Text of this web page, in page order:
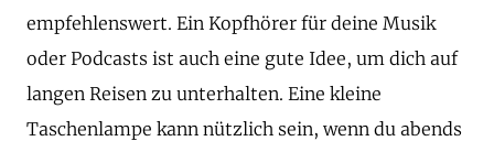
empfehlenswert. Ein Kopfhörer für deine Musik
oder Podcasts ist auch eine gute Idee, um dich auf
langen Reisen zu unterhalten. Eine kleine
Taschenlampe kann nützlich sein, wenn du abends